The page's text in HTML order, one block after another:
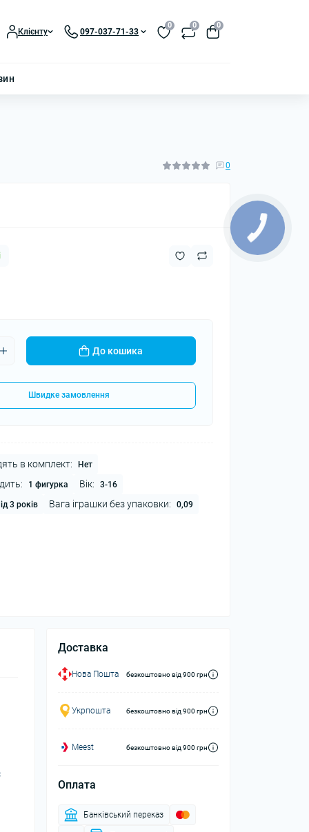
Клієнту 097-037-71-33
0 0 0
0
До кошика
Швидке замовлення
в комплект: Нет
1 фигурка Вік: 3-16
3 років Вага іграшки без упаковки: 0,09
Доставка
Нова Пошта безкоштовно від 900 грн
Укрпошта безкоштовно від 900 грн
Meest безкоштовно від 900 грн
Оплата
Банківський переказ